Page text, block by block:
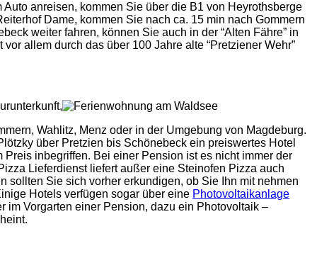
anreisen, kommen Sie über die B1 von Heyrothsberge
Dame, kommen Sie nach ca. 15 min nach Gommern
weiter fahren, können Sie auch in der “Alten Fähre” in
allem durch das über 100 Jahre alte “Pretziener Wehr”
Wahlitz, Menz oder in der Umgebung von Magdeburg.
über Pretzien bis Schönebeck ein preiswertes Hotel
inbegriffen. Bei einer Pension ist es nicht immer der
Lieferdienst liefert außer eine Steinofen Pizza auch
sollten Sie sich vorher erkundigen, ob Sie Ihn mit nehmen
Hotels verfügen sogar über eine Photovoltaikanlage
im Vorgarten einer Pension, dazu ein Photovoltaik –